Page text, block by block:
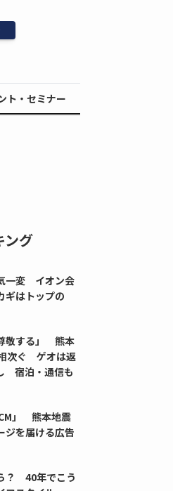
ト・セミナー
ング
一変 イオン会
はトップの
敬する」 熊本
次ぐ ゲオは返
宿泊・通信も
」 熊本地震
ジを届ける広告
？ 40年でこう